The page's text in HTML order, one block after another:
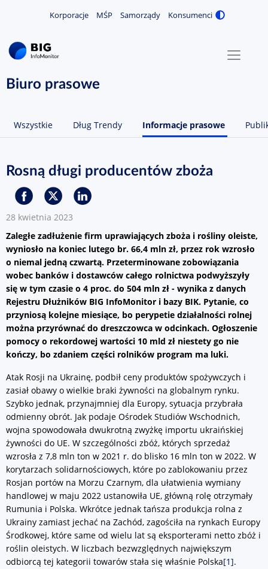
Korporacje MŚP Samorządy Konsumenci
MENU
O NAS
KONTAKT
Biuro prasowe
Wszystkie Dług Trendy Informacje prasowe
Rosną długi producentów zboża
28 kwietnia 2023
Zaległe zadłużenie firm uprawiających zboża i rośliny oleiste,
wyniosło na koniec lutego br. 66,4 mln zł, przez rok wzrosło
o niemal jedną czwartą. Przeterminowane zobowiązania
wobec banków i dostawców całego rolnictwa podwyższyły
się w tym czasie o 4 proc. do 504 mln zł - wynika z danych
Rejestru Dłużników BIG InfoMonitor i bazy BIK. Pytanie, co
przyniosą kolejne miesiące, bo perypetie działalności rolnej
można przyrównać do dreszczowca w odcinkach. Ogłoszenie
pomocy o rekordowej wartości 10 mld zł niestety go nie
kończy, bo zdaniem części rolników program ma luki.
Atak Rosji na Ukrainę, podbił ceny produktów spożywczych i
zasiał obawy o wielkie braki żywności na globalnym rynku.
Szybko jednak, przynajmniej dla Europy, sytuacja przybrała
odmienny obrót. Jak podaje Ośrodek Studiów Wschodnich,
wojna spowodowała dwukrotną zwyżkę importu ukraińskiej
żywności do UE. W szczególności zbóż, których sprzedaż
wzrosła z 7,8 mln ton w 2021 r. do blisko 16 mln ton w 2022. W
korytarzach solidarnościowych, które po zablokowaniu przez
Rosjan portów na Morzu Czarnym, dla ułatwienia wymiany
handlowej w maju 2022 ustanowiła UE, główną rolę otrzymały
Rumunia i Polska. Wkrótce jednak tańsza produkcja rolna z
Ukrainy zamiast jechać na Zachód, zagościła na rynkach Europy
Środkowej, które same od wielu lat są eksporterami netto zbóż i
roślin oleistych. W liczbach bezwzględnych największym
odbiorcą tej kategorii towarów stała się właśnie Polska[1].